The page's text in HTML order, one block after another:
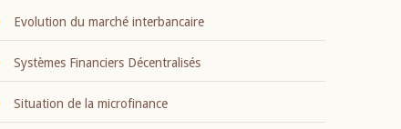
Evolution du marché interbancaire
Systèmes Financiers Décentralisés
Situation de la microfinance